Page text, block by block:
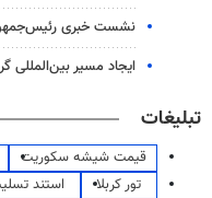
نشست خبری رئیس‌جمهور
ایجاد مسیر بین‌المللی
تبلیغات
قیمت شیشه سکوریت
تور کربلا
استند